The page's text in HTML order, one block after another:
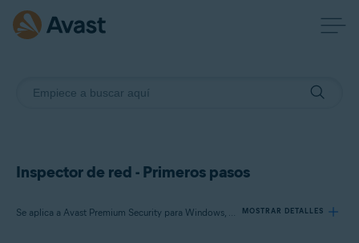
Inspector de red - Primeros pasos
Se aplica a Avast Premium Security para Windows, Avast Free Antivirus para Windows, Avast Premium Security para Mac, Avast Security para Mac MOSTRAR DETALLES